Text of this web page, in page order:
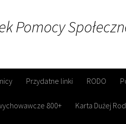
Pomocy
Przydatne linki RODO
800+ Karta Dużej